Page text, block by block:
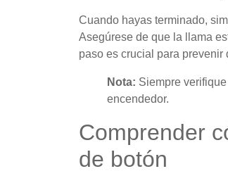
Cuando hayas terminado,
Asegúrese de que la llama
paso es crucial para
Nota: Siempre
encendedor.
Comprender
de botón